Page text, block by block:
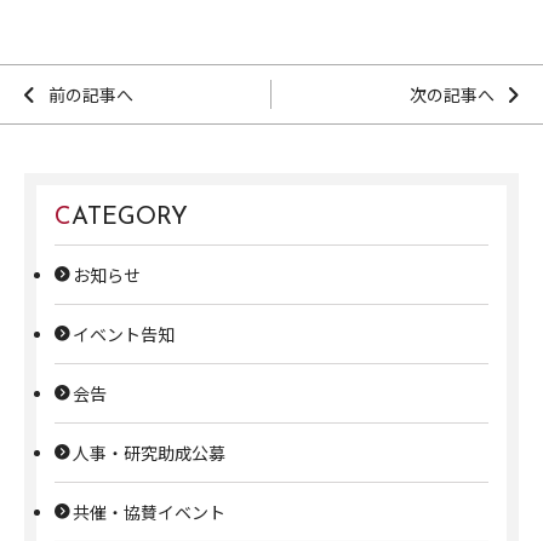
前の記事へ 次の記事へ
CATEGORY
お知らせ
イベント告知
会告
人事・研究助成公募
共催・協賛イベント